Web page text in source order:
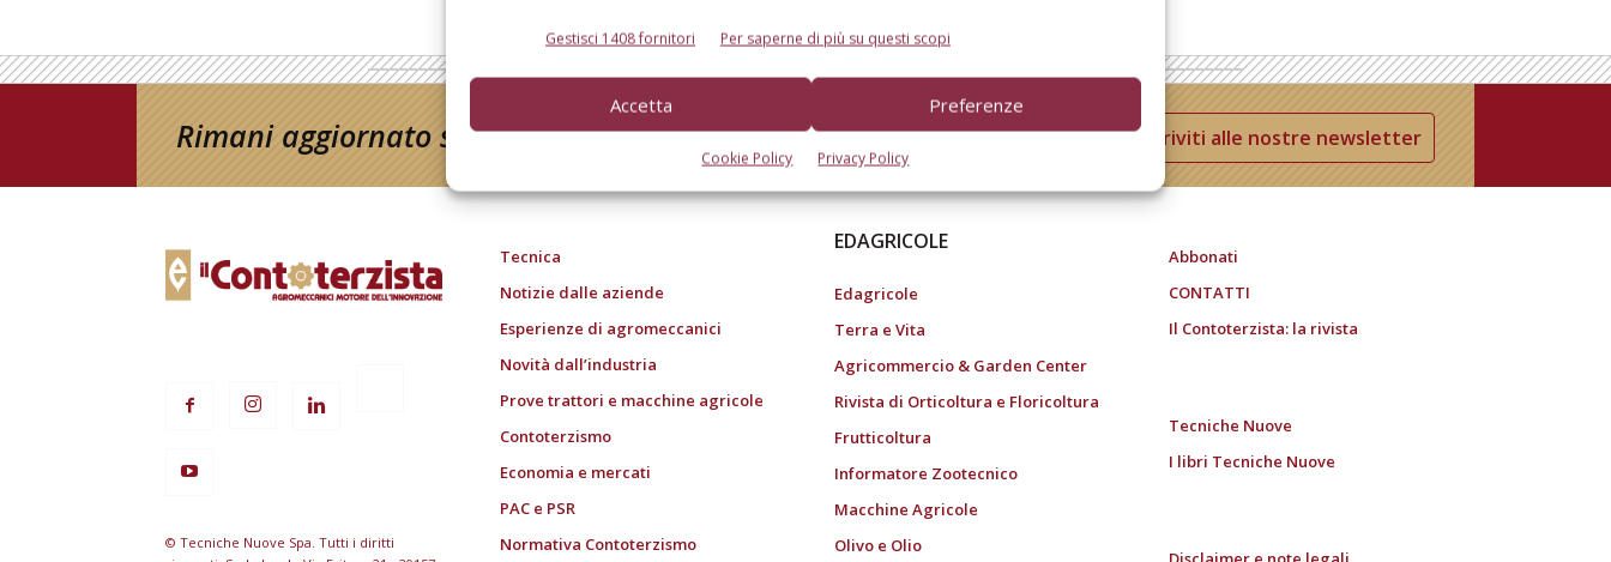
Gestisci 1408 fornitori Per saperne di più su questi scopi
Accetta Preferenze
Cookie Policy Privacy Policy
Rimani aggiornato sul mondo dell’agricoltura Iscriviti alle nostre newsletter
© Tecniche Nuove Spa. Tutti i diritti
Tecnica
Notizie dalle aziende
Esperienze di agromeccanici
Novità dall’industria
Prove trattori e macchine agricole
Contoterzismo
Economia e mercati
PAC e PSR
Normativa Contoterzismo
EDAGRICOLE
Edagricole
Terra e Vita
Agricommercio & Garden Center
Rivista di Orticoltura e Floricoltura
Frutticoltura
Informatore Zootecnico
Macchine Agricole
Olivo e Olio
Abbonati
CONTATTI
Il Contoterzista: la rivista
Tecniche Nuove
I libri Tecniche Nuove